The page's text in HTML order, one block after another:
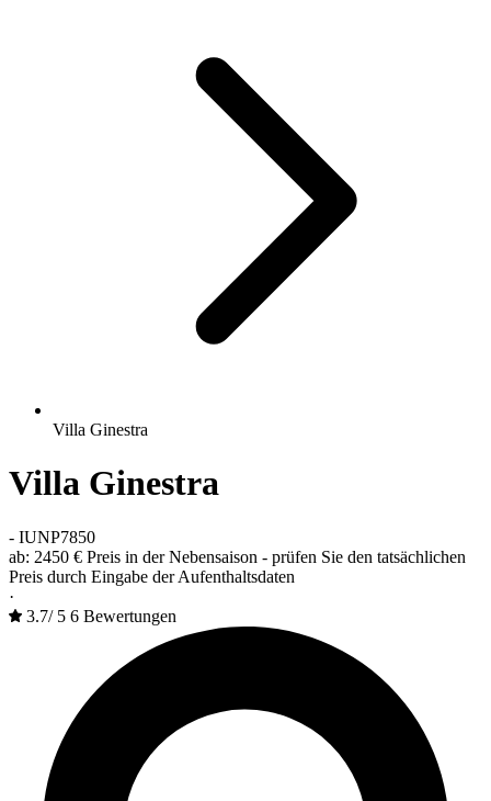
Villa Ginestra
Villa Ginestra
- IUNP7850
ab: 2450 € Preis in der Nebensaison - prüfen Sie den tatsächlichen
Preis durch Eingabe der Aufenthaltsdaten
·
3.7/ 5 6 Bewertungen